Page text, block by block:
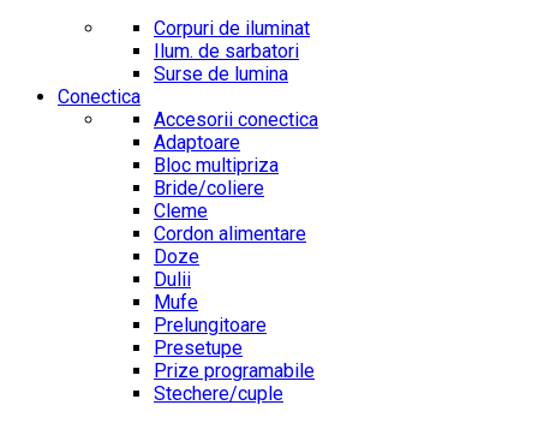
Corpuri de iluminat
Ilum. de sarbatori
Surse de lumina
Conectica
Accesorii conectica
Adaptoare
Bloc multipriza
Bride/coliere
Cleme
Cordon alimentare
Doze
Dulii
Mufe
Prelungitoare
Presetupe
Prize programabile
Stechere/cuple